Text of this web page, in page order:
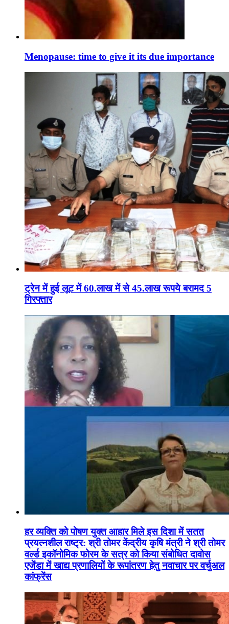
Menopause: time to give it its due importance
ट्रेन में हुई लूट में 60.लाख में से 45.लाख रूपये बरामद 5
गिरफ्तार
हर व्यक्ति को पोषण युक्त आहार मिले इस दिशा में सतत
प्रयत्नशील राष्ट्र: श्री तोमर केंद्रीय कृषि मंत्री ने श्री तोमर
वर्ल्ड इकॉनोमिक फोरम के सत्र को किया संबोधित दावोस
एजेंडा में खाद्य प्रणालियों के रूपांतरण हेतु नवाचार पर वर्चुअल
कांफ्रेंस